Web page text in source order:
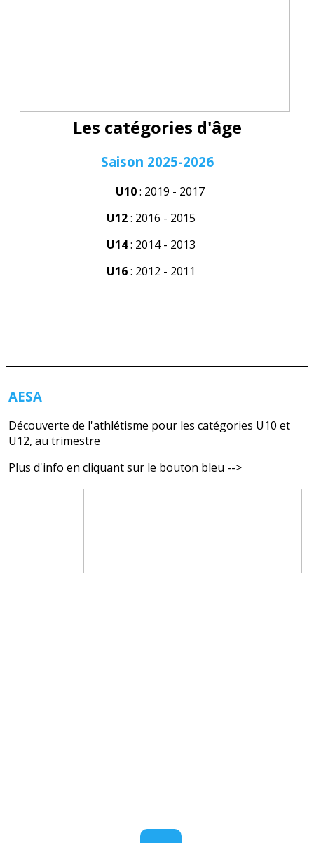
Les catégories d'âge
Saison 2025-2026
U10: 2019 - 2017
U12: 2016 - 2015
U14: 2014 - 2013
U16: 2012 - 2011
AESA
Découverte de l'athlétisme pour les catégories U10 et
U12, au trimestre
Plus d'info en cliquant sur le bouton bleu -->